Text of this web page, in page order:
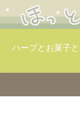
ハーブとお菓子